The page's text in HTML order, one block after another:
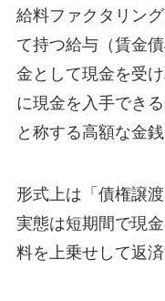
給料ファクタリン
て持つ給与（賃金
金として現金を受
に現金を入手でき
と称する高額な金
形式上は「債権譲
実態は短期間で現
料を上乗せして返